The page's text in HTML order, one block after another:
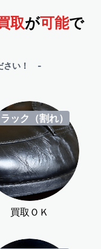
取が可能で
さい！ -
ック（割れ）
買取ＯＫ